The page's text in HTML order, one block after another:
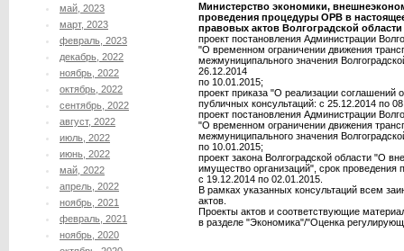
май, 2023
март, 2023
февраль, 2023
декабрь, 2022
ноябрь, 2022
октябрь, 2022
сентябрь, 2022
август, 2022
июль, 2022
июнь, 2022
май, 2022
апрель, 2022
ноябрь, 2021
февраль, 2021
ноябрь, 2020
Министерство экономики,
проведения процедуры ОРВ в
правовых актов Волгоградской
проект постановления Администрации
"О временном ограничении движения
межмуниципального значения
26.12.2014
по 10.01.2015;
проект приказа "О реализации соглашений
публичных консультаций: с 25.12.2014 по
проект постановления Администрации
"О временном ограничении движения
межмуниципального значения
по 10.01.2015;
проект закона Волгоградской области "О
имущество организаций", срок проведения
с 19.12.2014 по 02.01.2015.
В рамках указанных консультаций всем
актов.
Проекты актов и соответствующие
в разделе "Экономика"/"Оценка